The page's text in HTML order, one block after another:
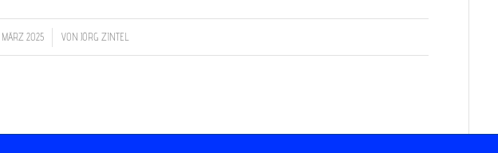
MÄRZ 2025
/ VON JÖRG ZINTEL